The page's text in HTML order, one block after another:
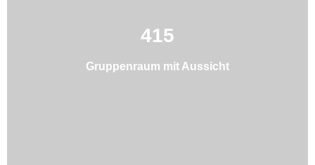
415
Gruppenraum mit Aussicht